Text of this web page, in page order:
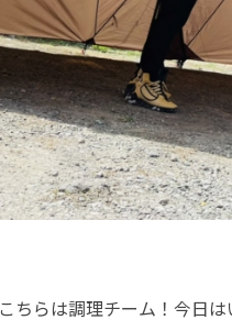
こちらは調理チーム！今日